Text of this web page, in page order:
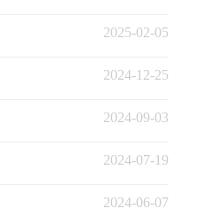
2025-02-05
2024-12-25
2024-09-03
2024-07-19
2024-06-07